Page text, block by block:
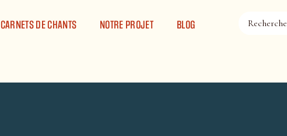
CARNETS DE CHANTS NOTRE PROJET BLOG